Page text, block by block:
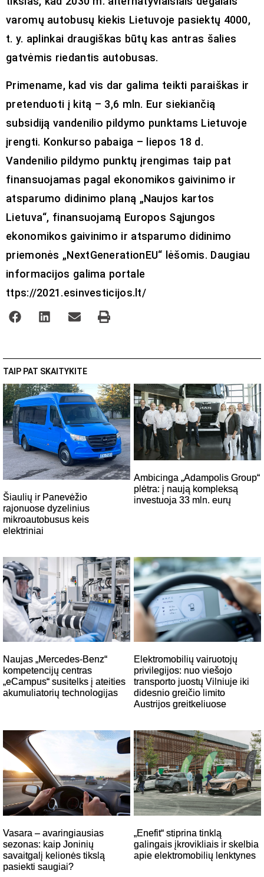
varomų autobusų kiekis Lietuvoje pasiektų 4000,
t. y. aplinkai draugiškas būtų kas antras šalies
gatvėmis riedantis autobusas.
Primename, kad vis dar galima teikti paraiškas ir
pretenduoti į kitą – 3,6 mln. Eur siekiančią
subsidiją vandenilio pildymo punktams Lietuvoje
įrengti. Konkurso pabaiga – liepos 18 d.
Vandenilio pildymo punktų įrengimas taip pat
finansuojamas pagal ekonomikos gaivinimo ir
atsparumo didinimo planą „Naujos kartos
Lietuva“, finansuojamą Europos Sąjungos
ekonomikos gaivinimo ir atsparumo didinimo
priemonės „NextGenerationEU“ lėšomis. Daugiau
informacijos galima portale
ttps://2021.esinvesticijos.lt/
TAIP PAT SKAITYKITE
Šiaulių ir Panevėžio
rajonuose dyzelinius
mikroautobusus keis
elektriniai
Ambicinga „Adampolis Group“
plėtra: į naują kompleksą
investuoja 33 mln. eurų
Naujas „Mercedes-Benz“
kompetencijų centras
„eCampus“ susitelks į ateities
akumuliatorių technologijas
Elektromobilių vairuotojų
privilegijos: nuo viešojo
transporto juostų Vilniuje iki
didesnio greičio limito
Austrijos greitkeliuose
Vasara – avaringiausias
sezonas: kaip Joninių
savaitgalį kelionės tikslą
pasiekti saugiai?
„Enefit“ stiprina tinklą
galingais įkrovikliais ir skelbia
apie elektromobilių lenktynes